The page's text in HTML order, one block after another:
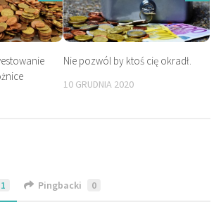
Nie pozwól by ktoś cię okradł.
10 GRUDNIA 2020
1 Pingbacki 0